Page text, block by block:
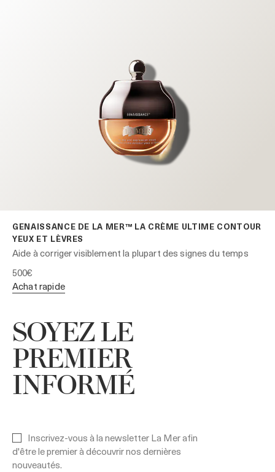
GENAISSANCE DE LA MER™ LA CRÈME ULTIME CONTOUR
YEUX ET LÈVRES
Aide à corriger visiblement la plupart des signes du temps
500€
achat rapide
SOYEZ LE
PREMIER
INFORMÉ
Inscrivez-vous à la newsletter La Mer afin
d'être le premier à découvrir nos dernières
nouveautés.